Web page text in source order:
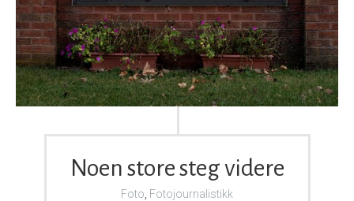
Noen store steg videre
Foto Fotojournalistikk